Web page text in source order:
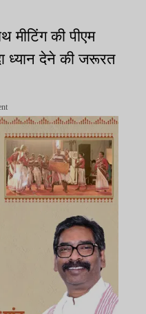
मीटिंग की पीएम
ध्यान देने की जरूरत